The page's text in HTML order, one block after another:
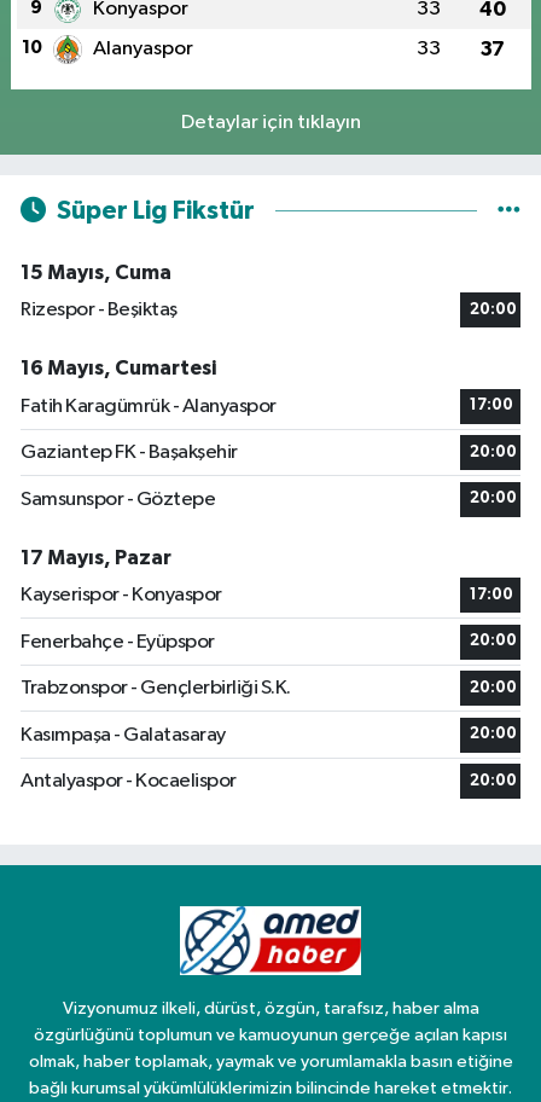
9 Konyaspor 33 40
10 Alanyaspor 33 37
Detaylar için tıklayın
Süper Lig Fikstür
15 Mayıs, Cuma
Rizespor - Beşiktaş
20:00
16 Mayıs, Cumartesi
Fatih Karagümrük - Alanyaspor
17:00
Gaziantep FK - Başakşehir 20:00
Samsunspor - Göztepe 20:00
17 Mayıs, Pazar
Kayserispor - Konyaspor
17:00
Fenerbahçe - Eyüpspor 20:00
Trabzonspor - Gençlerbirliği S.K. 20:00
Kasımpaşa - Galatasaray 20:00
Antalyaspor - Kocaelispor 20:00
Vizyonumuz ilkeli, dürüst, özgün, tarafsız, haber alma
özgürlüğünü toplumun ve kamuoyunun gerçeğe açılan kapısı
olmak, haber toplamak, yaymak ve yorumlamakla basın etiğine
bağlı kurumsal yükümlülüklerimizin bilincinde hareket etmektir.